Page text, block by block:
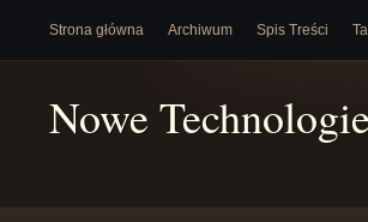
Strona główna Archiwum Spis Treści
Nowe